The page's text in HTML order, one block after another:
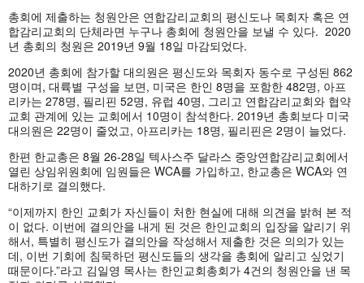
총회에 제출하는 청원안은 연합감리교회의 평신도나 목회자 혹은 연
합감리교회의 단체라면 누구나 총회에 청원안을 보낼 수 있다. 2020
년 총회의 청원은 2019년 9월 18일 마감되었다.
2020년 총회에 참가할 대의원은 평신도와 목회자 동수로 구성된 862
명이며, 대륙별 구성을 보면, 미국은 한인 8명을 포함한 482명, 아프
리카는 278명, 필리핀 52명, 유럽 40명, 그리고 연합감리교회와 협약
교회 관계에 있는 교회에서 10명이 참석한다. 2019년 총회보다 미국
대의원은 22명이 줄었고, 아프리카는 18명, 필리핀은 2명이 늘었다.
한편 한교총은 8월 26-28일 텍사스주 달라스 중앙연합감리교회에서
열린 상임위원회에 임원들은 WCA를 가입하고, 한교총은 WCA와 연
대하기로 결의했다.
“이제까지 한인 교회가 자신들이 처한 현실에 대해 의견을 밝혀 본 적
이 없다. 이번에 결의안을 내게 된 것은 한인교회의 입장을 알리기 위
해서, 특별히 평신도가 결의안을 작성해서 제출한 것은 의의가 있는
데, 이번 기회에 침묵하던 평신도들의 생각을 총회에 알리고 싶었기
때문이다.”라고 김일영 목사는 한인교회총회가 4건의 청원안을 낸 목